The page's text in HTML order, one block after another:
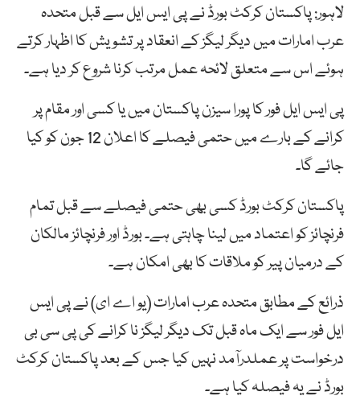
لاہور: پاکستان کرکٹ بورڈ نے پی ایس ایل سے قبل متحدہ
عرب امارات میں دیگر لیگز کے انعقاد پر تشویش کا اظہار کرتے
ہوئے اس سے متعلق لائحہ عمل مرتب کرنا شروع کر دیا ہے۔
پی ایس ایل فور کا پورا سیزن پاکستان میں یا کسی اور مقام پر
کرانے کے بارے میں حتمی فیصلے کا اعلان 12 جون کو کیا
جائے گا۔
پاکستان کرکٹ بورڈ کسی بھی حتمی فیصلے سے قبل تمام
فرنچائز کو اعتماد میں لینا چاہتی ہے۔ بورڈ اور فرنچائز مالکان
کے درمیان پیر کو ملاقات کا بھی امکان ہے۔
ذرائع کے مطابق متحدہ عرب امارات (یو اے ای) نے پی ایس
ایل فور سے ایک ماہ قبل تک دیگر لیگز نا کرانے کی پی سی بی
درخواست پر عملدرآمد نہیں کیا جس کے بعد پاکستان کرکٹ
بورڈ نے یہ فیصلہ کیا ہے۔